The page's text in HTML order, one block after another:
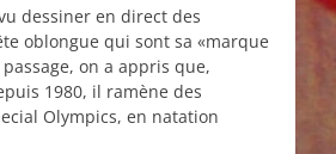
dessiner en direct des
oblongue qui sont sa «marque
on a appris que,
1980, il ramène des
Olympics, en natation